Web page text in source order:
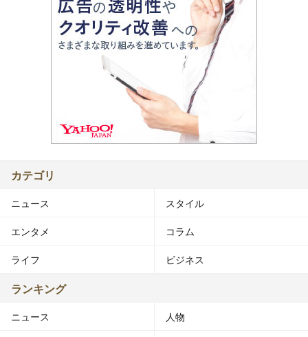
カテゴリ
ニュース スタイル
エンタメ コラム
ライフ ビジネス
ランキング
ニュース 人物